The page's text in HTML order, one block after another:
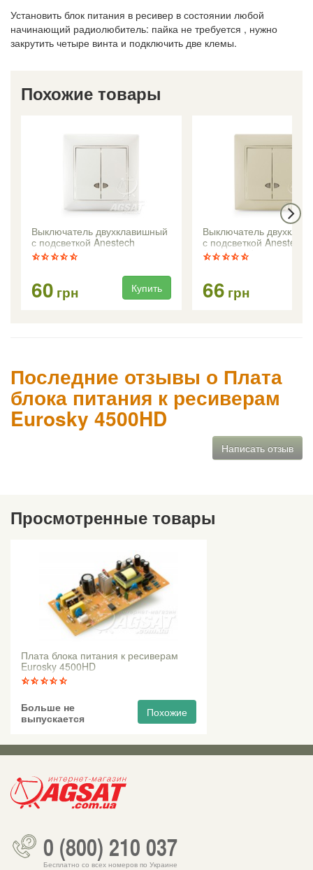
Установить блок питания в ресивер в состоянии любой
начинающий радиолюбитель: пайка не требуется , нужно
закрутить четыре винта и подключить две клемы.
Похожие товары
Выключатель двухклавишный
с подсветкой Anestech
(белый)
60 грн Купить
Выключатель
с подсветкой Anestech
(кремовый)
66 грн
Последние отзывы о Плата
блока питания к ресиверам
Eurosky 4500HD
Написать отзыв
Просмотренные товары
Плата блока питания к ресиверам
Eurosky 4500HD
Больше не
выпускается
Похожие
0 (800) 210 037
Бесплатно со всех номеров по Украине